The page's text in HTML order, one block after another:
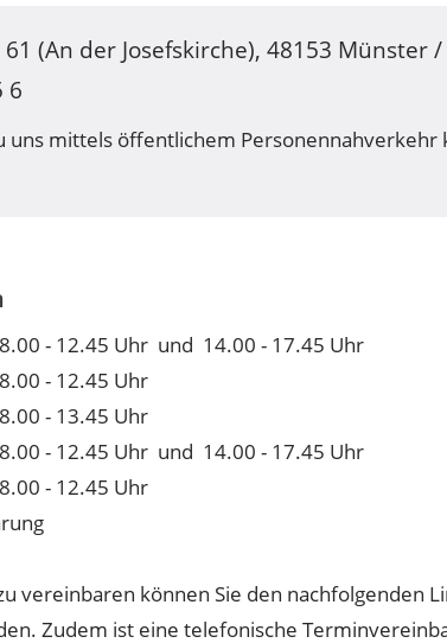
(An der Josefskirche), 48153 Münster
6
uns mittels öffentlichem Personennahverkehr
- 12.45 Uhr und 14.00 - 17.45 Uhr
- 12.45 Uhr
- 13.45 Uhr
- 12.45 Uhr und 14.00 - 17.45 Uhr
- 12.45 Uhr
vereinbaren können Sie den nachfolgenden
Zudem ist eine telefonische